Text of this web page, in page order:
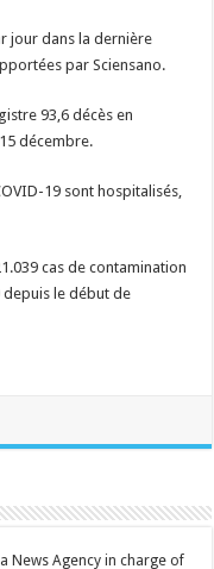
jour dans la dernière
par Sciensano.
93,6 décès en
décembre.
19 sont hospitalisés,
cas de contamination
depuis le début de
News Agency in charge of